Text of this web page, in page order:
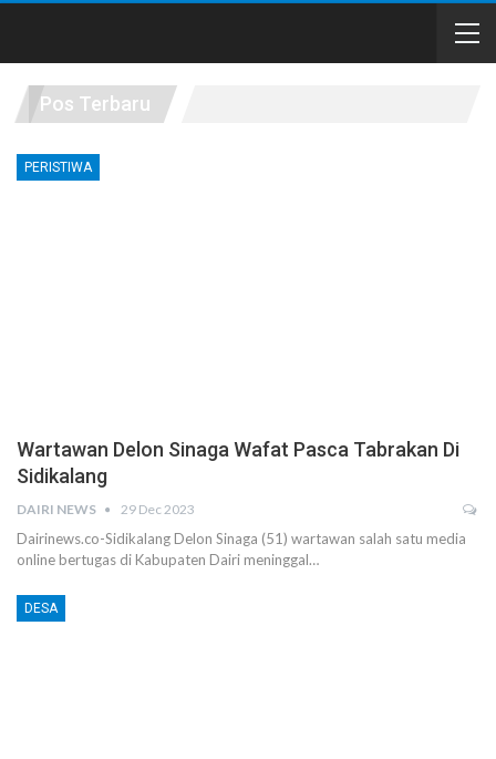
Pos Terbaru
PERISTIWA
Wartawan Delon Sinaga Wafat Pasca Tabrakan Di
Sidikalang
DAIRI NEWS 29 Dec 2023
Dairinews.co-Sidikalang Delon Sinaga (51) wartawan salah satu media
online bertugas di Kabupaten Dairi meninggal…
DESA